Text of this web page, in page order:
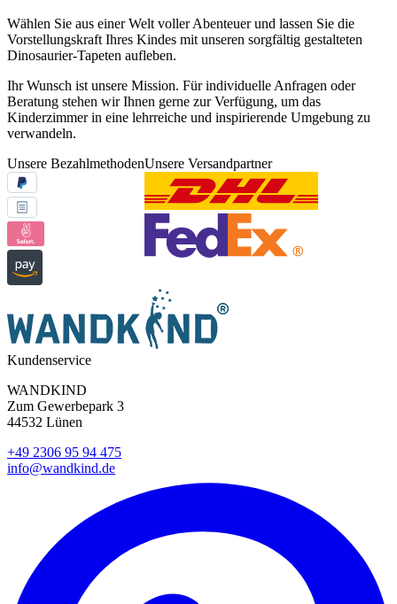
Wählen Sie aus einer Welt voller Abenteuer und lassen Sie die
Vorstellungskraft Ihres Kindes mit unseren sorgfältig gestalteten
Dinosaurier-Tapeten aufleben.
Ihr Wunsch ist unsere Mission. Für individuelle Anfragen oder
Beratung stehen wir Ihnen gerne zur Verfügung, um das
Kinderzimmer in eine lehrreiche und inspirierende Umgebung zu
verwandeln.
Unsere BezahlmethodenUnsere Versandpartner
Kundenservice
WANDKIND
Zum Gewerbepark 3
44532 Lünen
+49 2306 95 94 475
info@wandkind.de